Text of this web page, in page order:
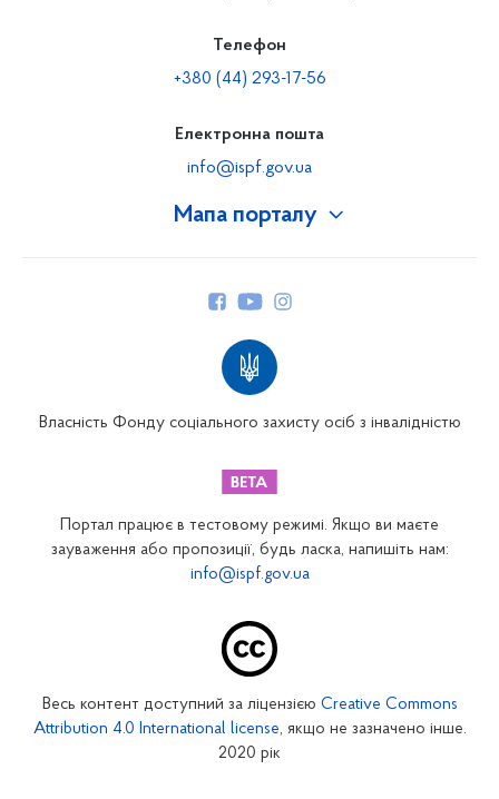
Мапа порталу
Закарпатське відділення
Запорізьке відділення
Кіровоградське відділення
Телефон
+380 (44) 293-17-56
Електронна пошта
info@ispf.gov.ua
Власність Фонду соціального захисту осіб з інвалідністю
Портал працює в тестовому режимі. Якщо ви маєте
зауваження або пропозиції, будь ласка, напишіть нам:
info@ispf.gov.ua
Весь контент доступний за ліцензією Creative Commons
Attribution 4.0 International license, якщо не зазначено інше.
2020 рік